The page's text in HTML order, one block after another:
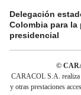
Delegación
Colombia para la
presidencial
©
CARACOL S.A. realiza
y otras prestaciones